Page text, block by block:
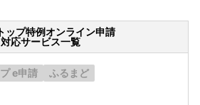
ップ特例オンライン申請
対応サービス一覧
e申請
ふるまど